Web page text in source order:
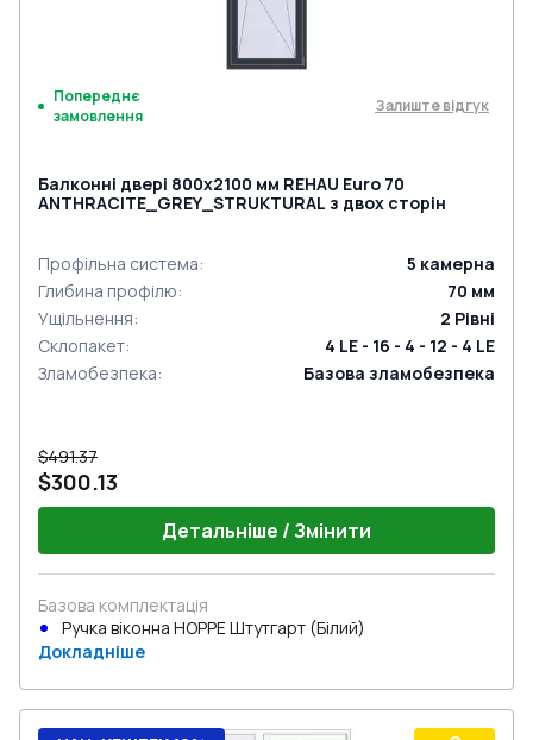
Попереднє
замовлення
Залиште відгук
Балконні двері 800x2100 мм REHAU Euro 70
ANTHRACITE_GREY_STRUKTURAL з двох сторін
Профільна система: 5 камерна
Глибина профілю: 70 мм
Ущільнення: 2 Рівні
Склопакет:
4 LE - 16 - 4 - 12 - 4 LE
Зламобезпека: Базова зламобезпека
$491.37
$300.13
Детальніше / Змінити
Базова комплектація
Ручка віконна HOPPE Штутгарт (Білий)
Докладніше